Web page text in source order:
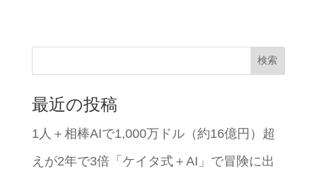
検索
最近の投稿
1人＋相棒AIで1,000万ドル（約16億円）超
えが2年で3倍「ケイタ式＋AI」で冒険に出